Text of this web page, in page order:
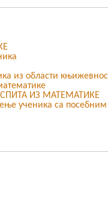
из области
ИЗ МАТЕМАТИКЕ
ученика са